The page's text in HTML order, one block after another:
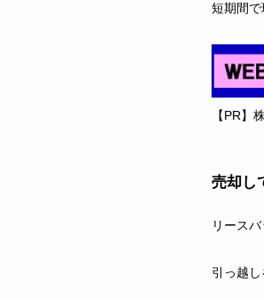
短期間で
【PR】
売却し
リース
引っ越し